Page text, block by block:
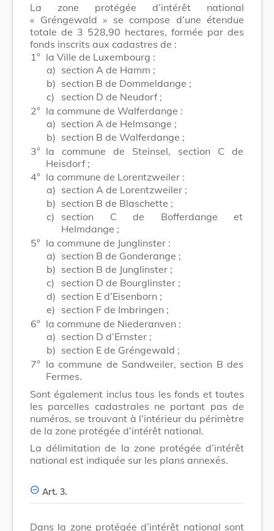
La zone protégée d’intérêt national
« Gréngewald » se compose d’une étendue
totale de 3 528,90 hectares, formée par des
fonds inscrits aux cadastres de :
1° la Ville de Luxembourg :
a) section A de Hamm ;
b) section B de Dommeldange ;
c)
section D de Neudorf ;
2° la commune de Walferdange :
a) section A de Helmsange ;
b) section B de Walferdange ;
3° la commune de Steinsel, section C de
Heisdorf ;
4° la commune de Lorentzweiler :
a) section A de Lorentzweiler ;
b) section B de Blaschette ;
c)
section C de Bofferdange et
Helmdange ;
5° la commune de Junglinster :
a) section B de Gonderange ;
b) section B de Junglinster ;
c)
section D de Bourglinster ;
d) section E d’Eisenborn ;
e) section F de Imbringen ;
6° la commune de Niederanven :
a) section D d’Ernster ;
b) section E de Gréngewald ;
7° la commune de Sandweiler, section B des
Fermes.
Sont également inclus tous les fonds et toutes
les parcelles cadastrales ne portant pas de
numéros, se trouvant à l’intérieur du périmètre
de la zone protégée d’intérêt national.
La délimitation de la zone protégée d’intérêt
national est indiquée sur les plans annexés.
Art. 3.
Dans la zone protégée d’intérêt national sont